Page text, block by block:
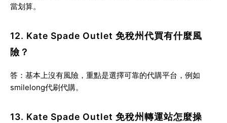
當划算。
12. Kate Spade Outlet 免稅州代買有什麼風
險？
答：基本上沒有風險，重點是選擇可靠的代購平台，例如
smilelong代刷代購。
13. Kate Spade Outlet 免稅州轉運站怎麼操